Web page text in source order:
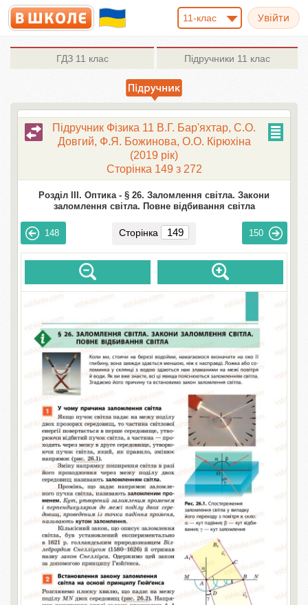
11-клас
ГДЗ11 клас Підручники 11 клас
Підручник Фізика 11 В.Г. Бар'яхтар, С.О.
Довгий, Ф.Я. Божинова, О.О. Кірюхіна
(2019 рік)
Сторінка 149 з 272
Розділ III. Оптика - § 26. Заломлення світла. Закони
заломлення світла. Повне відбивання світла
148 Сторінка 150